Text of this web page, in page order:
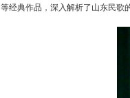
等经典作品，深入解析了山东民歌